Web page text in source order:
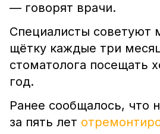
— говорят врачи.
Специалисты советуют
щётку каждые три
стоматолога посещать
год.
Ранее сообщалось, что
за пять лет